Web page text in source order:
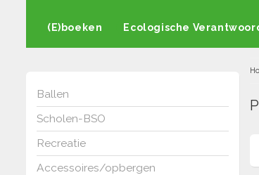
(E)boeken Ecologische
Ballen
Scholen-BSO
Recreatie
Accessoires/opbergen